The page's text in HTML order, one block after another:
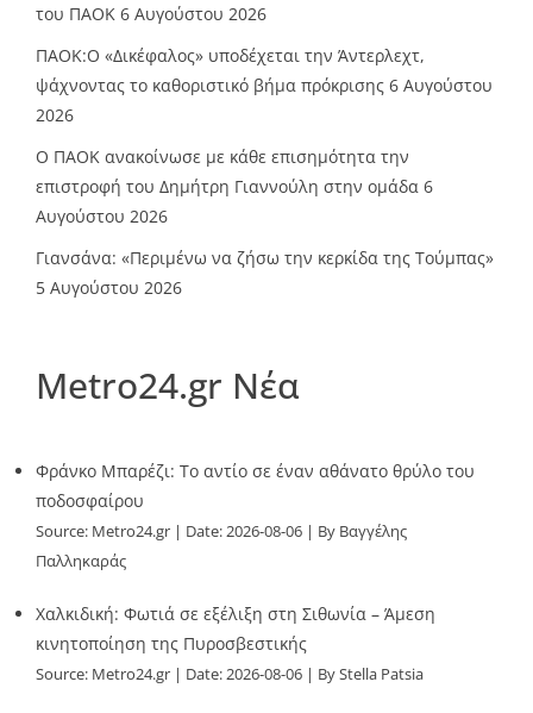
του ΠΑΟΚ 6 Αυγούστου 2026
ΠΑΟΚ:Ο «Δικέφαλος» υποδέχεται την Άντερλεχτ,
ψάχνοντας το καθοριστικό βήμα πρόκρισης 6 Αυγούστου
2026
Ο ΠΑΟΚ ανακοίνωσε με κάθε επισημότητα την
επιστροφή του Δημήτρη Γιαννούλη στην ομάδα 6
Αυγούστου 2026
Γιανσάνα: «Περιμένω να ζήσω την κερκίδα της Τούμπας»
5 Αυγούστου 2026
Metro24.gr Νέα
Φράνκο Μπαρέζι: Το αντίο σε έναν αθάνατο θρύλο του
ποδοσφαίρου
Source: Metro24.gr Date: 2026-08-06
By Βαγγέλης
Παλληκαράς
Χαλκιδική: Φωτιά σε εξέλιξη στη Σιθωνία – Άμεση
κινητοποίηση της Πυροσβεστικής
Source: Metro24.gr Date: 2026-08-06 By Stella Patsia